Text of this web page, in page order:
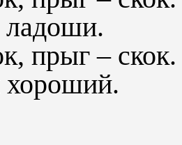
прыг – скок.